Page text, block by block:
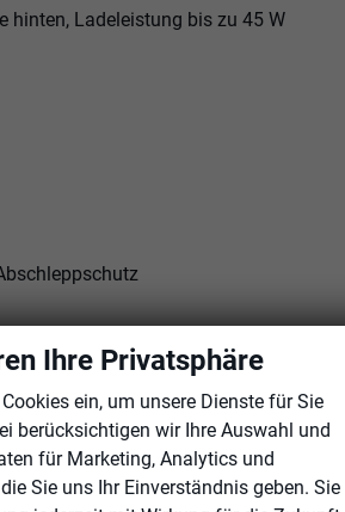
hinten, Ladeleistung bis zu 45 W
Ihre Privatsphäre
ein, um unsere Dienste für Sie
berücksichtigen wir Ihre Auswahl und
für Marketing, Analytics und
Sie uns Ihr Einverständnis geben. Sie